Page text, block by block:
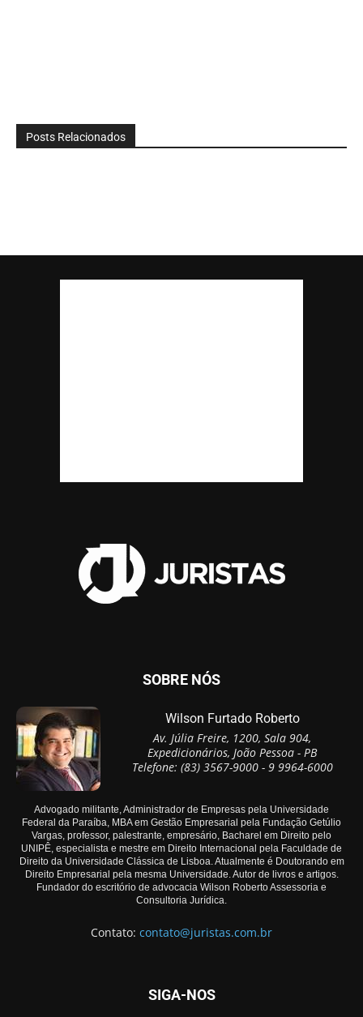
Posts Relacionados
SOBRE NÓS
Wilson Furtado Roberto
Av. Júlia Freire, 1200, Sala 904,
Expedicionários, João Pessoa - PB
Telefone: (83) 3567-9000 - 9 9964-6000
Advogado militante, Administrador de Empresas pela Universidade
Federal da Paraíba, MBA em Gestão Empresarial pela Fundação Getúlio
Vargas, professor, palestrante, empresário, Bacharel em Direito pelo
UNIPÊ, especialista e mestre em Direito Internacional pela Faculdade de
Direito da Universidade Clássica de Lisboa. Atualmente é Doutorando em
Direito Empresarial pela mesma Universidade. Autor de livros e artigos.
Fundador do escritório de advocacia Wilson Roberto Assessoria e
Consultoria Jurídica.
Contato: contato@juristas.com.br
SIGA-NOS